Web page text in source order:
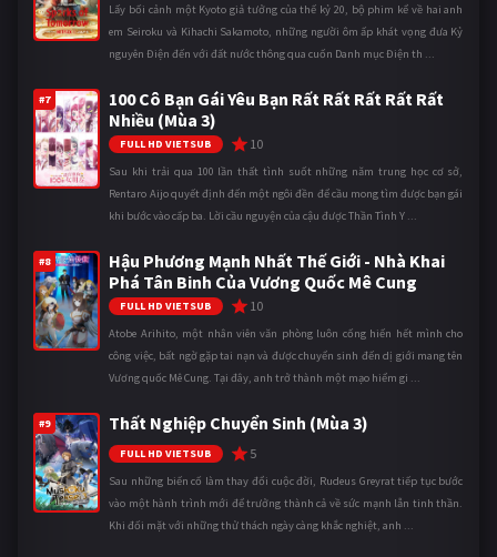
Lấy bối cảnh một Kyoto giả tưởng của thế kỷ 20, bộ phim kể về hai anh
em Seiroku và Kihachi Sakamoto, những người ôm ấp khát vọng đưa Kỷ
nguyên Điện đến với đất nước thông qua cuốn Danh mục Điện th ...
#7
100 Cô Bạn Gái Yêu Bạn Rất Rất Rất Rất Rất
Nhiều (Mùa 3)
FULL HD VIETSUB 10
Sau khi trải qua 100 lần thất tình suốt những năm trung học cơ sở,
Rentaro Aijo quyết định đến một ngôi đền để cầu mong tìm được bạn gái
khi bước vào cấp ba. Lời cầu nguyện của cậu được Thần Tình Y ...
#8
Hậu Phương Mạnh Nhất Thế Giới - Nhà Khai
Phá Tân Binh Của Vương Quốc Mê Cung
FULL HD VIETSUB 10
Atobe Arihito, một nhân viên văn phòng luôn cống hiến hết mình cho
công việc, bất ngờ gặp tai nạn và được chuyển sinh đến dị giới mang tên
Vương quốc Mê Cung. Tại đây, anh trở thành một mạo hiểm gi ...
#9 Thất Nghiệp Chuyển Sinh (Mùa 3)
FULL HD VIETSUB 5
Sau những biến cố làm thay đổi cuộc đời, Rudeus Greyrat tiếp tục bước
vào một hành trình mới để trưởng thành cả về sức mạnh lẫn tinh thần.
Khi đối mặt với những thử thách ngày càng khắc nghiệt, anh ...